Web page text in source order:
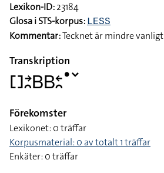
Lexikon-ID:23184
Glosa i STS-korpus: LESS
Kommentar:Tecknet är mindre vanligt
Transkription
􌤓􌥔􌥘􌤧􌤧􌥓􌥘􌤟􌥧
Förekomster
Lexikonet: 0 träffar
Korpusmaterial: 0 av totalt 1 träffar
Enkäter: 0 träffar